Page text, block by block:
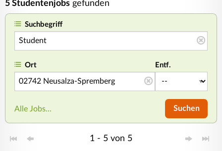
5 Studentenjobs gefunden
Suchbegriff
Ort Entf.
Alle Jobs... Suchen
1 - 5 von 5